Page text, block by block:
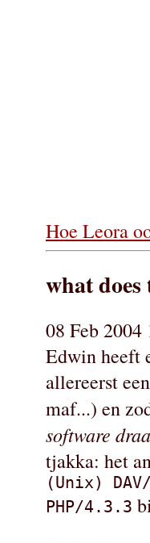
Hoe Leora
what
08 Feb 2004
Edwin heeft
allereerst
maf...) en
software
tjakka: het
(Unix)
PHP/4.3.3